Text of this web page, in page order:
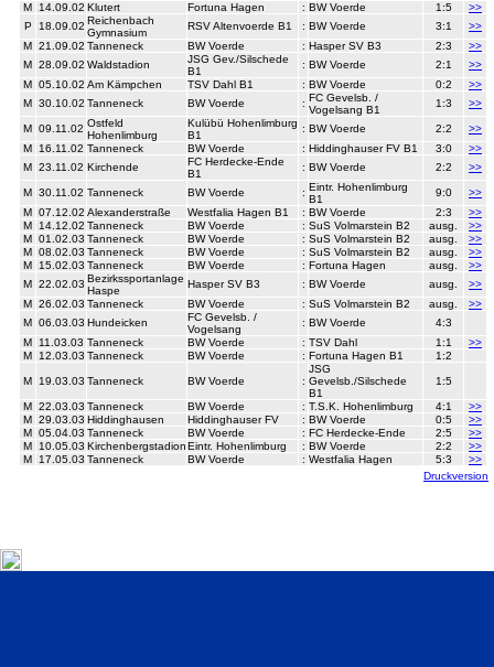
M 14.09.02 Klutert Fortuna Hagen : BW Voerde 1:5
>>
P
18.09.02 Reichenbach
Gymnasium
RSV Altenvoerde B1 : BW Voerde 3:1
>>
M 21.09.02 Tanneneck BW Voerde : Hasper SV B3 2:3
>>
M 28.09.02 Waldstadion
JSG Gev./Silschede
B1
: BW Voerde 2:1
>>
M 05.10.02 Am Kämpchen TSV Dahl B1 : BW Voerde 0:2
>>
M 30.10.02 Tanneneck BW Voerde : FC Gevelsb. /
Vogelsang B1
1:3 >>
M 09.11.02 Ostfeld
Hohenlimburg
Kulübü Hohenlimburg
B1
: BW Voerde 2:2
>>
M
16.11.02 Tanneneck BW Voerde : Hiddinghauser FV B1 3:0
>>
M 23.11.02 Kirchende
FC Herdecke-Ende
B1
: BW Voerde 2:2 >>
M 30.11.02 Tanneneck BW Voerde : Eintr. Hohenlimburg
B1
9:0
>>
M 07.12.02 Alexanderstraße Westfalia Hagen B1 : BW Voerde 2:3
>>
M
14.12.02 Tanneneck BW Voerde : SuS Volmarstein B2 ausg.
>>
M 01.02.03 Tanneneck BW Voerde : SuS Volmarstein B2 ausg.
>>
M 08.02.03 Tanneneck BW Voerde : SuS Volmarstein B2 ausg.
>>
M
15.02.03 Tanneneck BW Voerde : Fortuna Hagen ausg.
>>
M 22.02.03 Bezirkssportanlage
Haspe
Hasper SV B3 : BW Voerde ausg.
>>
M 26.02.03 Tanneneck BW Voerde : SuS Volmarstein B2 ausg.
>>
M 06.03.03 Hundeicken
FC Gevelsb. /
Vogelsang
: BW Voerde
4:3
M
11.03.03 Tanneneck BW Voerde : TSV Dahl 1:1
>>
M
12.03.03 Tanneneck BW Voerde : Fortuna Hagen B1 1:2
M 19.03.03 Tanneneck BW Voerde :
JSG
Gevelsb./Silschede
B1
1:5
M 22.03.03 Tanneneck BW Voerde : T.S.K. Hohenlimburg 4:1
>>
M 29.03.03 Hiddinghausen Hiddinghauser FV : BW Voerde 0:5
>>
M 05.04.03 Tanneneck BW Voerde : FC Herdecke-Ende 2:5
>>
M
10.05.03 KirchenbergstadionEintr. Hohenlimburg : BW Voerde 2:2
>>
M
17.05.03 Tanneneck BW Voerde : Westfalia Hagen 5:3
>>
Druckversion